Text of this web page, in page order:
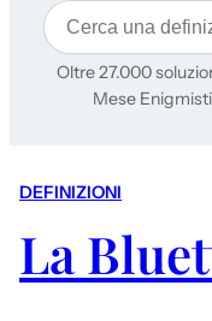
Cerca
Oltre 27.000
Mese
DEFINIZIONI
La